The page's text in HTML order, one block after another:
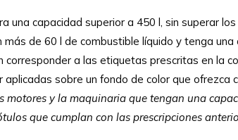
capacidad superior a 450 l, sin superar
de 60 l de combustible líquido y tenga
a las etiquetas prescritas en la
sobre un fondo de color que
motores y la maquinaria que tengan una
que cumplan con las prescripciones